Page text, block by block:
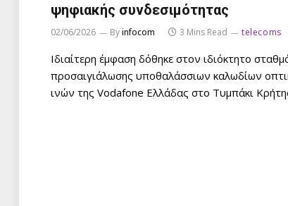
ψηφιακής συνδεσιμότητας
02/06/2026 Byinfocom 3 Mins Read telecoms
Ιδιαίτερη έμφαση δόθηκε στον ιδιόκτητο
προσαιγιάλωσης υποθαλάσσιων καλωδίων
ινών της Vodafone Ελλάδας στο Τυμπάκι